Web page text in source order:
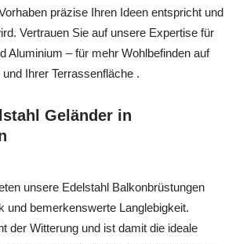
präzise Ihren Ideen entspricht und
Vertrauen Sie auf unsere Expertise für
Aluminium – für mehr Wohlbefinden auf
Ihrer Terrassenfläche .
Geländer in
unsere Edelstahl Balkonbrüstungen
und bemerkenswerte Langlebigkeit.
der Witterung und ist damit die ideale